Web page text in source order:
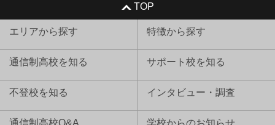
TOP
エリアから探す 特徴から探す
通信制高校を知る サポート校を知る
不登校を知る インタビュー・調査